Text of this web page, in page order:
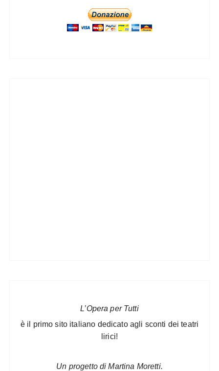
L’Opera per Tutti
è il primo sito italiano dedicato agli sconti dei teatri
lirici!
Un progetto di Martina Moretti.